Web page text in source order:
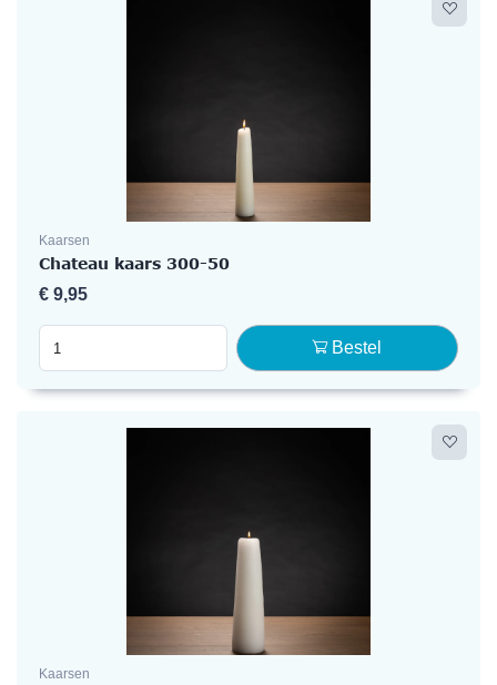
Kaarsen
Chateau kaars 300-50
€ 9,95
Bestel
Kaarsen